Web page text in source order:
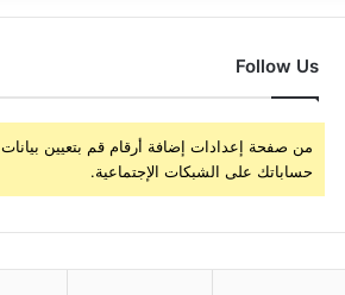
Follow Us
من صفحة إعدادات إضافة أرقام قم بتعيين بيانات
حساباتك على الشبكات الإجتماعية.